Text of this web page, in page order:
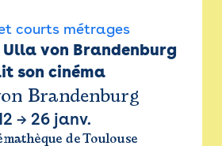
courts métrages
Ulla von Brandenburg
son cinéma
Brandenburg
→ 26 janv.
de Toulouse